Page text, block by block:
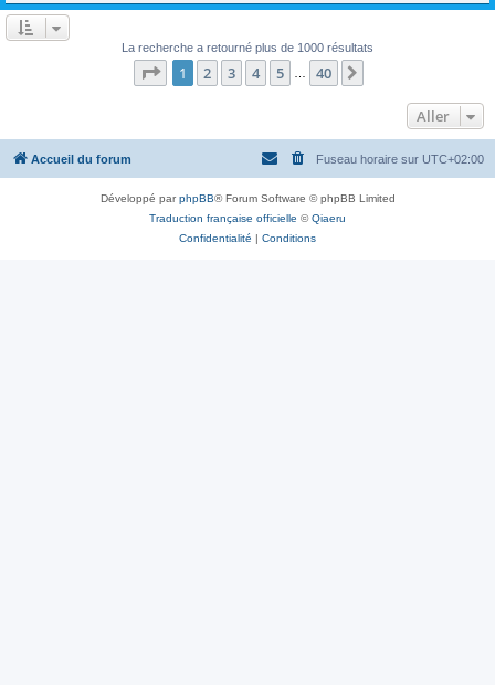
La recherche a retourné plus de 1000 résultats
Page 1sur40
1 2 3 4 5 40
Aller
Accueil du forum Fuseau horaire sur UTC+02:00
Développé parphpBB® Forum Software © phpBB Limited
Traduction française officielle ©Qiaeru
Confidentialité | Conditions